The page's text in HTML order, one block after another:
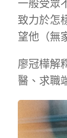
一般受眾
致力於怎
望他（無
廖冠樺解
醫、求職